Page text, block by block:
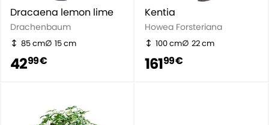
Dracaena lemon lime
Drachenbaum
85 cm 15 cm
4299 €
Kentia
Howea Forsteriana
100 cm 22 cm
16199 €